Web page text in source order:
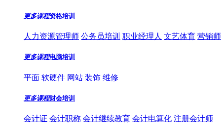
更多课程资格培训
人力资源管理师 公务员培训 职业经理人 文艺体育 营销
更多课程电脑培训
平面 软硬件 网站 装饰 维修
更多课程财会培训
会计证 会计职称 会计继续教育 会计电算化 注册会计师